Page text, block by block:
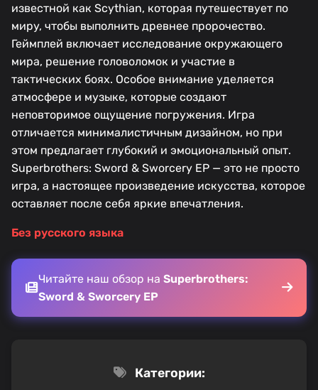
известной как Scythian, которая путешествует по
миру, чтобы выполнить древнее пророчество.
Геймплей включает исследование окружающего
мира, решение головоломок и участие в
тактических боях. Особое внимание уделяется
атмосфере и музыке, которые создают
неповторимое ощущение погружения. Игра
отличается минималистичным дизайном, но при
этом предлагает глубокий и эмоциональный опыт.
Superbrothers: Sword & Sworcery EP — это не просто
игра, а настоящее произведение искусства, которое
оставляет после себя яркие впечатления.
Без русского языка
Читайте наш обзор на Superbrothers:
Sword & Sworcery EP
Категории: